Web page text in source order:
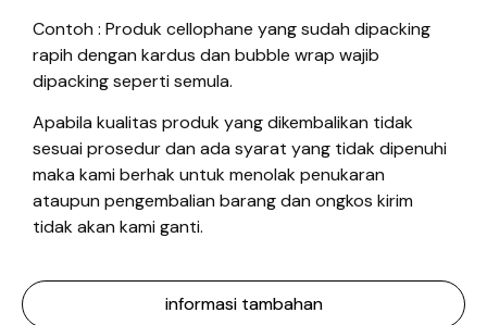
informasi tambahan
Contoh : Produk cellophane yang sudah dipacking
rapih dengan kardus dan bubble wrap wajib
dipacking seperti semula.
Apabila kualitas produk yang dikembalikan tidak
sesuai prosedur dan ada syarat yang tidak dipenuhi
maka kami berhak untuk menolak penukaran
ataupun pengembalian barang dan ongkos kirim
tidak akan kami ganti.